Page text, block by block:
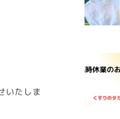
いたしま